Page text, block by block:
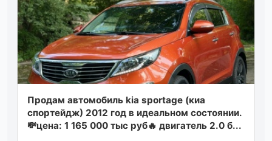
Продам автомобиль kia sportage (киa
cпоpтейдж) 2012 год в идеальном состоянии.
💸цена: 1 165 000 тыс руб🔥 двигатель 2.0 б...